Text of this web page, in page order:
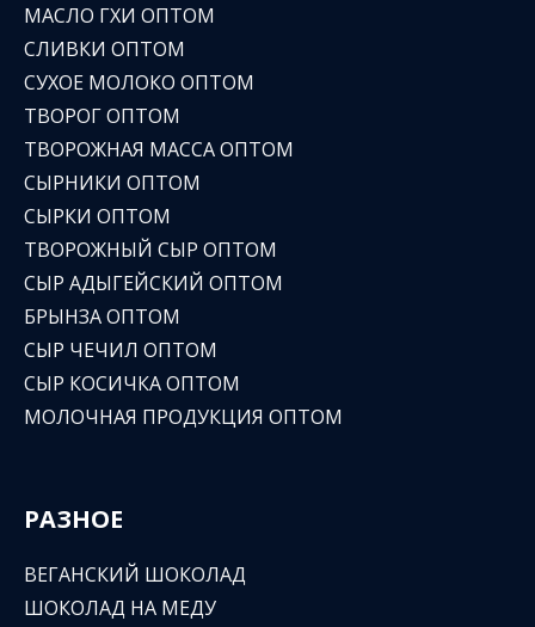
МАСЛО ГХИ ОПТОМ
СЛИВКИ ОПТОМ
СУХОЕ МОЛОКО ОПТОМ
ТВОРОГ ОПТОМ
ТВОРОЖНАЯ МАССА ОПТОМ
СЫРНИКИ ОПТОМ
СЫРКИ ОПТОМ
ТВОРОЖНЫЙ СЫР ОПТОМ
СЫР АДЫГЕЙСКИЙ ОПТОМ
БРЫНЗА ОПТОМ
СЫР ЧЕЧИЛ ОПТОМ
СЫР КОСИЧКА ОПТОМ
МОЛОЧНАЯ ПРОДУКЦИЯ ОПТОМ
РАЗНОЕ
ВЕГАНСКИЙ ШОКОЛАД
ШОКОЛАД НА МЕДУ